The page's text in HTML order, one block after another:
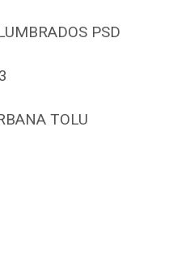
PSD
TOLU